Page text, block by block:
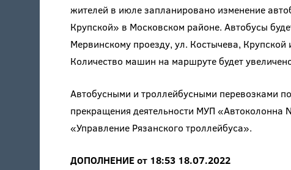
жителей в июле запланировано изменение
Крупской» в Московском районе. Автобусы
Мервинскому проезду, ул. Костычева,
Количество машин на маршруте будет
Автобусными и троллейбусными перевозками
прекращения деятельности МУП
«Управление Рязанского троллейбуса».
ДОПОЛНЕНИЕ от 18:53 18.07.2022